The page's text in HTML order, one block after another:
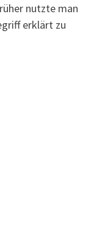
nutzte man
erklärt zu